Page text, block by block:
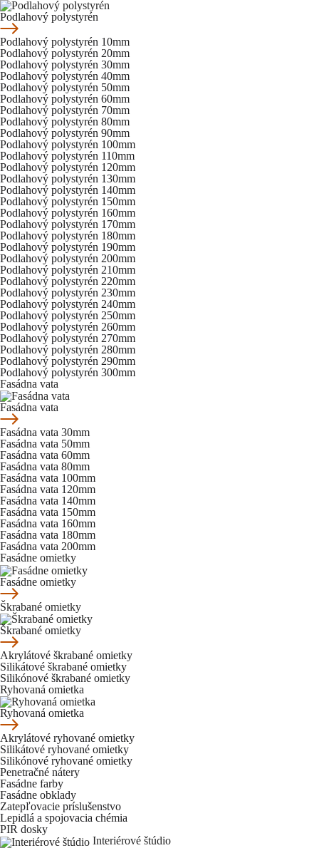
Podlahový polystyrén
Podlahový polystyrén 10mm
Podlahový polystyrén 20mm
Podlahový polystyrén 30mm
Podlahový polystyrén 40mm
Podlahový polystyrén 50mm
Podlahový polystyrén 60mm
Podlahový polystyrén 70mm
Podlahový polystyrén 80mm
Podlahový polystyrén 90mm
Podlahový polystyrén 100mm
Podlahový polystyrén 110mm
Podlahový polystyrén 120mm
Podlahový polystyrén 130mm
Podlahový polystyrén 140mm
Podlahový polystyrén 150mm
Podlahový polystyrén 160mm
Podlahový polystyrén 170mm
Podlahový polystyrén 180mm
Podlahový polystyrén 190mm
Podlahový polystyrén 200mm
Podlahový polystyrén 210mm
Podlahový polystyrén 220mm
Podlahový polystyrén 230mm
Podlahový polystyrén 240mm
Podlahový polystyrén 250mm
Podlahový polystyrén 260mm
Podlahový polystyrén 270mm
Podlahový polystyrén 280mm
Podlahový polystyrén 290mm
Podlahový polystyrén 300mm
Fasádna vata
Fasádna vata
Fasádna vata 30mm
Fasádna vata 50mm
Fasádna vata 60mm
Fasádna vata 80mm
Fasádna vata 100mm
Fasádna vata 120mm
Fasádna vata 140mm
Fasádna vata 150mm
Fasádna vata 160mm
Fasádna vata 180mm
Fasádna vata 200mm
Fasádne omietky
Fasádne omietky
Škrabané omietky
Škrabané omietky
Akrylátové škrabané omietky
Silikátové škrabané omietky
Silikónové škrabané omietky
Ryhovaná omietka
Ryhovaná omietka
Akrylátové ryhované omietky
Silikátové ryhované omietky
Silikónové ryhované omietky
Penetračné nátery
Fasádne farby
Fasádne obklady
Zatepľovacie príslušenstvo
Lepidlá a spojovacia chémia
PIR dosky
Interiérové štúdio